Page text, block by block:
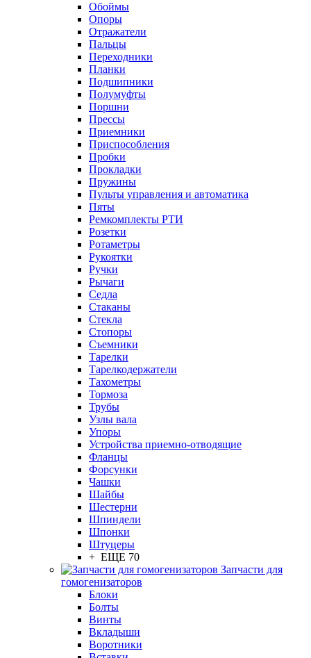
Обоймы
Опоры
Отражатели
Пальцы
Переходники
Планки
Подшипники
Полумуфты
Поршни
Прессы
Приемники
Приспособления
Пробки
Прокладки
Пружины
Пульты управления и автоматика
Пяты
Ремкомплекты РТИ
Розетки
Ротаметры
Рукоятки
Ручки
Рычаги
Седла
Стаканы
Стекла
Стопоры
Съемники
Тарелки
Тарелкодержатели
Тахометры
Тормоза
Трубы
Узлы вала
Упоры
Устройства приемно-отводящие
Фланцы
Форсунки
Чашки
Шайбы
Шестерни
Шпиндели
Шпонки
Штуцеры
+ ЕЩЕ 70
Запчасти для
гомогенизаторов
Блоки
Болты
Винты
Вкладыши
Воротники